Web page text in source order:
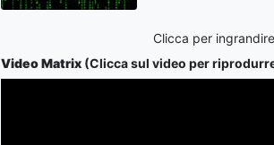
Clicca per
Video Matrix(Clicca sul video per